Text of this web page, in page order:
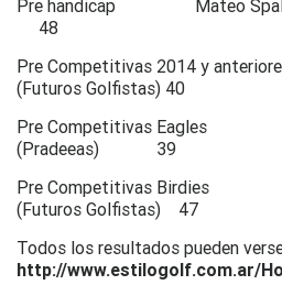
Pre handicap Mateo
48
Pre Competitivas 2014 y
(Futuros Golfistas) 40
Pre Competitivas Eagles
(Pradeeas) 39
Pre Competitivas Birdies
(Futuros Golfistas) 47
Todos los resultados pueden
http://www.estilogolf.com.ar/